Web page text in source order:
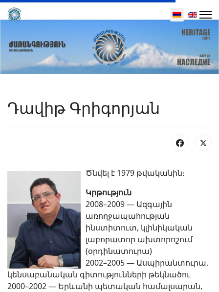
Select your
Դավիթ Գրիգորյան
Ծնվել է 1979 թվականին։
Կրթություն
2008–2009 — Ազգային
առողջապահության
ինստիտուտ, կլինիկական
լաբորատոր ախտորոշում
(օրդինատուրա)
2002–2005 — Ասպիրանտուրա,
կենսաբանական գիտությունների թեկնածու
2000–2002 — Երևանի պետական համալսարան,